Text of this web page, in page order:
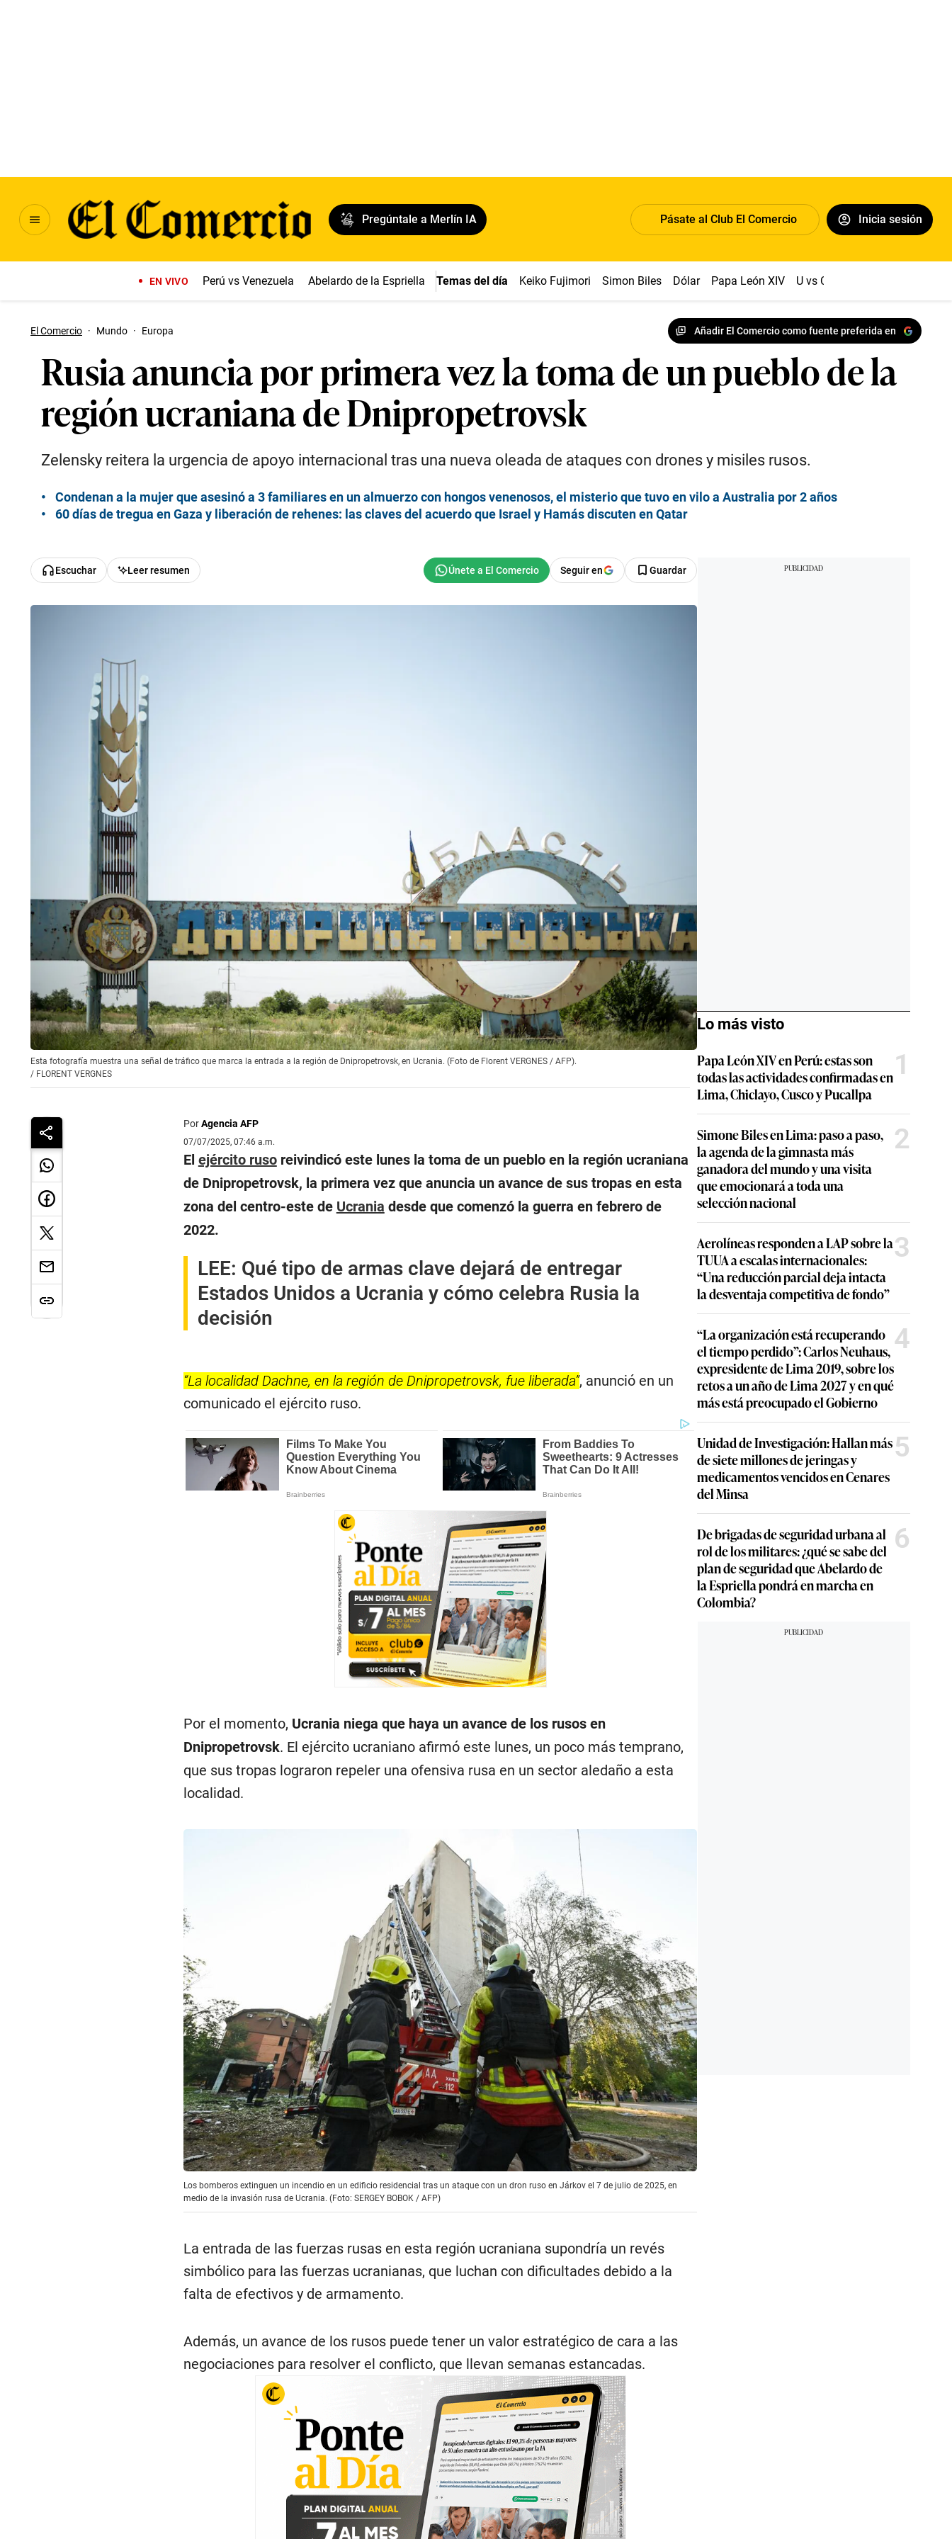
Pregúntale a Merlín IA Pásate al Club El Comercio Inicia sesión
EN VIVO Perú vs Venezuela Abelardo de la Espriella Temas del día Keiko Fujimori Simon Biles Dólar Papa León XIV U vs Cristal
El Comercio · Mundo · Europa Añadir El Comercio como fuente preferida en
Rusia anuncia por primera vez la toma de un pueblo de la
región ucraniana de Dnipropetrovsk
Zelensky reitera la urgencia de apoyo internacional tras una nueva oleada de ataques con drones y misiles rusos.
Condenan a la mujer que asesinó a 3 familiares en un almuerzo con hongos venenosos, el misterio que tuvo en vilo a Australia por 2 años
60 días de tregua en Gaza y liberación de rehenes: las claves del acuerdo que Israel y Hamás discuten en Qatar
Escuchar Leer resumen Seguir en Guardar
Esta fotografía muestra una señal de tráfico que marca la entrada a la región de Dnipropetrovsk, en Ucrania. (Foto de Florent VERGNES / AFP).
/ FLORENT VERGNES
PorAgencia AFP
07/07/2025, 07:46 a.m.
El ejército rusoreivindicó este lunes la toma de un pueblo en la región ucraniana
de Dnipropetrovsk, la primera vez que anuncia un avance de sus tropas en esta
zona del centro-este de Ucrania desde que comenzó la guerra en febrero de
2022.
LEE: Qué tipo de armas clave dejará de entregar
Estados Unidos a Ucrania y cómo celebra Rusia la
decisión
“La localidad Dachne, en la región de Dnipropetrovsk, fue liberada”, anunció en un
comunicado el ejército ruso.
Por el momento, Ucrania niega que haya un avance de los rusos en
Dnipropetrovsk. El ejército ucraniano afirmó este lunes, un poco más temprano,
que sus tropas lograron repeler una ofensiva rusa en un sector aledaño a esta
localidad.
Los bomberos extinguen un incendio en un edificio residencial tras un ataque con un dron ruso en Járkov el 7 de julio de 2025, en
medio de la invasión rusa de Ucrania. (Foto: SERGEY BOBOK / AFP)
La entrada de las fuerzas rusas en esta región ucraniana supondría un revés
simbólico para las fuerzas ucranianas, que luchan con dificultades debido a la
falta de efectivos y de armamento.
Además, un avance de los rusos puede tener un valor estratégico de cara a las
negociaciones para resolver el conflicto, que llevan semanas estancadas.
Lo más visto
Papa León XIV en Perú: estas son
todas las actividades confirmadas en
Lima, Chiclayo, Cusco y Pucallpa
1
Simone Biles en Lima: paso a paso,
la agenda de la gimnasta más
ganadora del mundo y una visita
que emocionará a toda una
selección nacional
2
Aerolíneas responden a LAP sobre la
TUUA a escalas internacionales:
“Una reducción parcial deja intacta
la desventaja competitiva de fondo”
3
“La organización está recuperando
el tiempo perdido”: Carlos Neuhaus,
expresidente de Lima 2019, sobre los
retos a un año de Lima 2027 y en qué
más está preocupado el Gobierno
4
Unidad de Investigación: Hallan más
de siete millones de jeringas y
medicamentos vencidos en Cenares
del Minsa
5
De brigadas de seguridad urbana al
rol de los militares: ¿qué se sabe del
plan de seguridad que Abelardo de
la Espriella pondrá en marcha en
Colombia?
6